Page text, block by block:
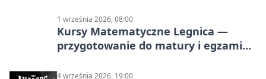
1 września 2026, 08:00
Kursy Matematyczne Legnica —
przygotowanie do matury i egzaminu
4 września 2026, 19:00